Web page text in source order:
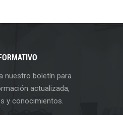
nuestro boletín para
actualizada,
y conocimientos.